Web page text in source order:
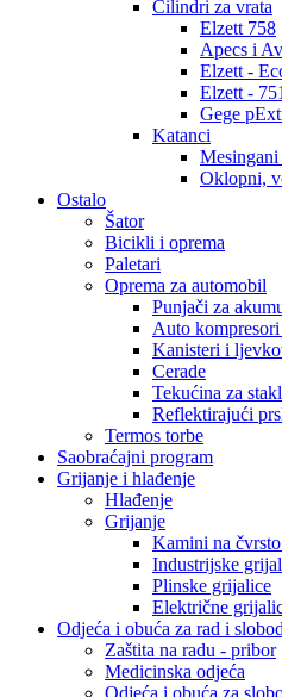
Cilindri za vrata
Elzett 758
Apecs i
Elzett -
Elzett -
Gege
Katanci
Oklopni,
Ostalo
Šator
Bicikli i oprema
Paletari
Oprema za automobil
Punjači za
Auto
Kanisteri i
Cerade
Tekućina za
Reflektirajući
Termos torbe
Saobraćajni program
Grijanje i hlađenje
Hlađenje
Grijanje
Kamini na
Industrijske
Plinske grijalice
Električne
Odjeća i obuća za rad i
Zaštita na radu - pribor
Medicinska odjeća